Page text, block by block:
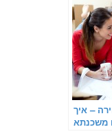
– איך
משכנתא